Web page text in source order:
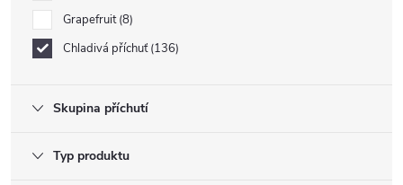
Grapefruit 8
Chladivá příchuť 136
Skupina příchutí
Typ produktu